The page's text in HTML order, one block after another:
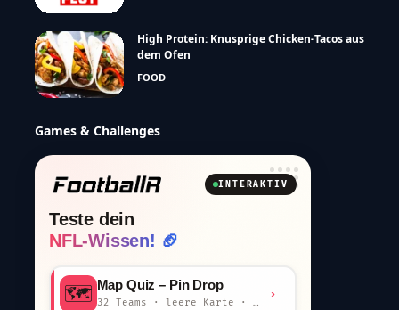
High Protein: Knusprige Chicken-Tacos aus
dem Ofen
FOOD
Games & Challenges
INTERAKTIV
Teste dein
NFL-Wissen! 🏈
🗺️ Map Quiz – Pin Drop
32 Teams · leere Karte · km-Wertung
›